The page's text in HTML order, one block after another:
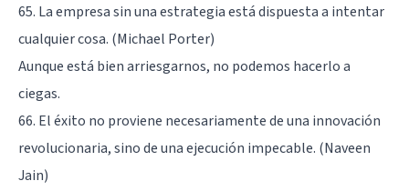
65. La empresa sin una estrategia está dispuesta a intentar
cualquier cosa. (Michael Porter)
Aunque está bien arriesgarnos, no podemos hacerlo a
ciegas.
66. El éxito no proviene necesariamente de una innovación
revolucionaria, sino de una ejecución impecable. (Naveen
Jain)